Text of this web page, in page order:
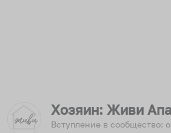
Хозяин: Живи
Вступление в сообщество: